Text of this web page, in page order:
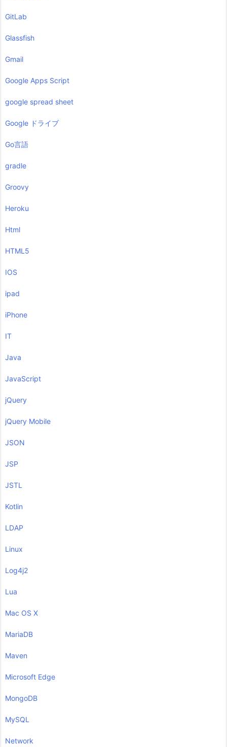
GitLab
Glassfish
Gmail
Google Apps Script
google spread sheet
Google ドライブ
Go言語
gradle
Groovy
Heroku
Html
HTML5
IOS
ipad
iPhone
IT
Java
JavaScript
jQuery
jQuery Mobile
JSON
JSP
JSTL
Kotlin
LDAP
Linux
Log4j2
Lua
Mac OS X
MariaDB
Maven
Microsoft Edge
MongoDB
MySQL
Network